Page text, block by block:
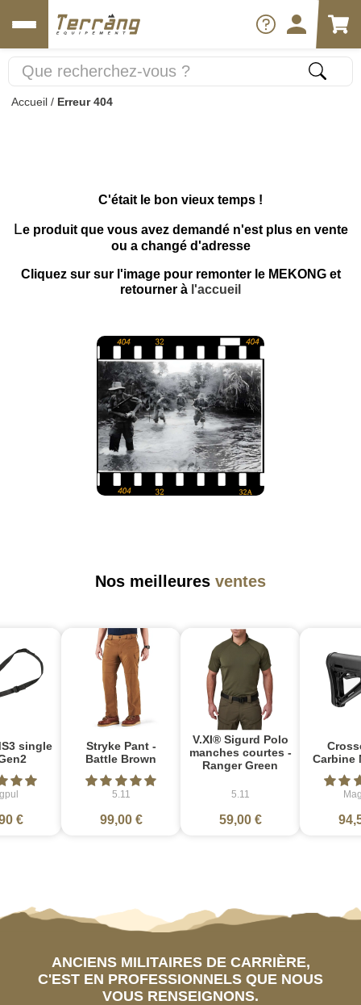
Accueil / Erreur 404
C'était le bon vieux temps !
Le produit que vous avez demandé n'est plus en vente
ou a changé d'adresse
Cliquez sur sur l'image pour remonter le MEKONG et
retourner à l'accueil
Nos meilleures ventes
single
€
Stryke Pant -
Battle Brown
5.11
99,00 €
V.XI® Sigurd Polo
manches courtes -
Ranger Green
5.11
59,00 €
Carbine
ANCIENS MILITAIRES DE CARRIÈRE,
C'EST EN PROFESSIONNELS QUE NOUS
VOUS RENSEIGNONS.